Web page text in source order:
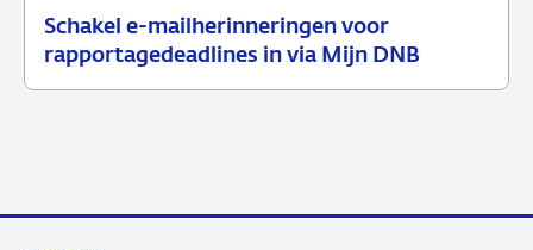
Schakel e-mailherinneringen voor
rapportagedeadlines in via Mijn DNB
21
Nieuwsbericht